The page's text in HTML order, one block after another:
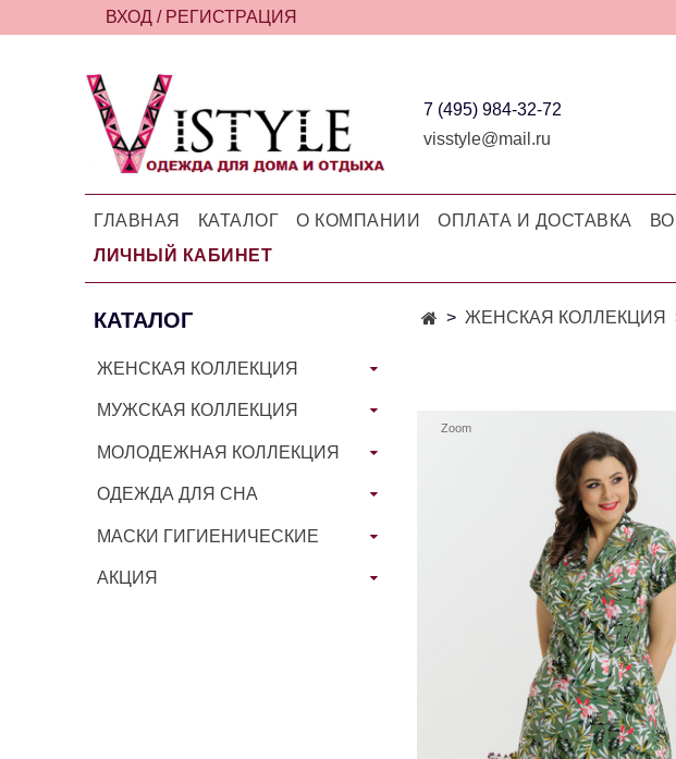
ВХОД / РЕГИСТРАЦИЯ
7 (495) 984-32-72
visstyle@mail.ru
ГЛАВНАЯ КАТАЛОГ О КОМПАНИИ ОПЛАТА И ДОСТАВКА
ЛИЧНЫЙ КАБИНЕТ
ЖЕНСКАЯ КОЛЛЕКЦИЯ
Zoom
КАТАЛОГ
ЖЕНСКАЯ КОЛЛЕКЦИЯ
МУЖСКАЯ КОЛЛЕКЦИЯ
МОЛОДЕЖНАЯ КОЛЛЕКЦИЯ
ОДЕЖДА ДЛЯ СНА
МАСКИ ГИГИЕНИЧЕСКИЕ
АКЦИЯ